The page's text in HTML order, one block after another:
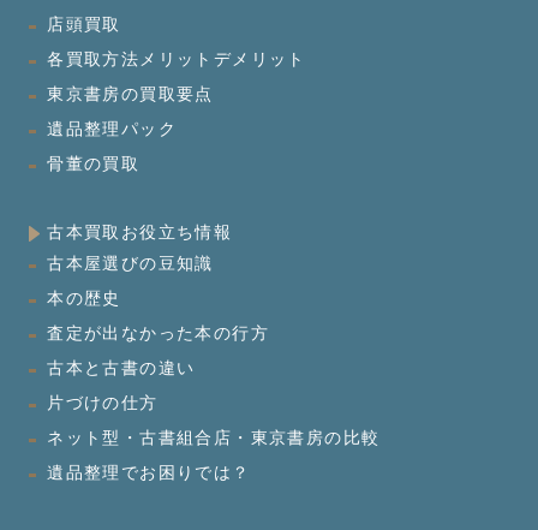
店頭買取
各買取方法メリットデメリット
東京書房の買取要点
遺品整理パック
骨董の買取
古本買取お役立ち情報
古本屋選びの豆知識
本の歴史
査定が出なかった本の行方
古本と古書の違い
片づけの仕方
ネット型・古書組合店・東京書房の比較
遺品整理でお困りでは？